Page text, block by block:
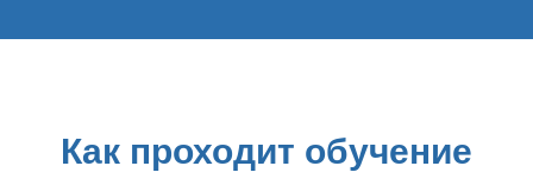
Как проходит обучение